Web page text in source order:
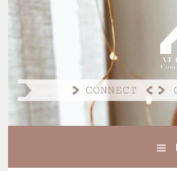
Spring
inhoud
AT HOME
CONNECT GROW SERVE